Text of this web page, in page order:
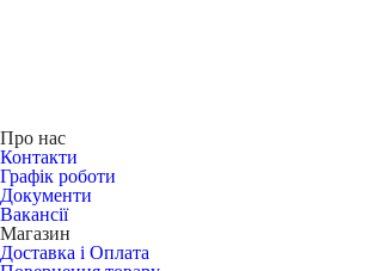
Про нас
Контакти
Графік роботи
Документи
Вакансії
Магазин
Доставка і Оплата